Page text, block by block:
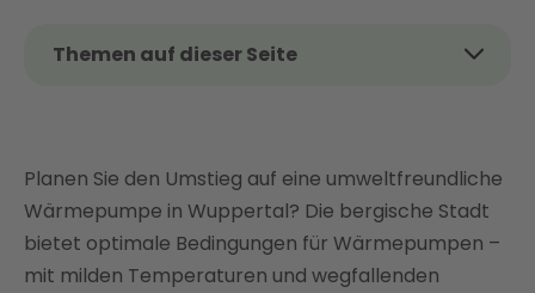
Themen auf dieser Seite
Bis zu 80 % Zuschuss sichern: Staatliche Förderung
für Wärmepumpen in Wuppertal
Regionale Förderprogramme in Wuppertal
Kosten einer Wärmepumpe in Wuppertal
Planen Sie den Umstieg auf eine umweltfreundliche
Wärmepumpe in Wuppertal? Die bergische Stadt
bietet optimale Bedingungen für Wärmepumpen –
mit milden Temperaturen und wegfallenden